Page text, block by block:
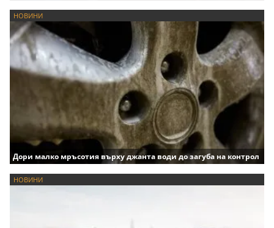
НОВИНИ
Дори малко мръсотия върху джанта води до загуба на контрол
НОВИНИ